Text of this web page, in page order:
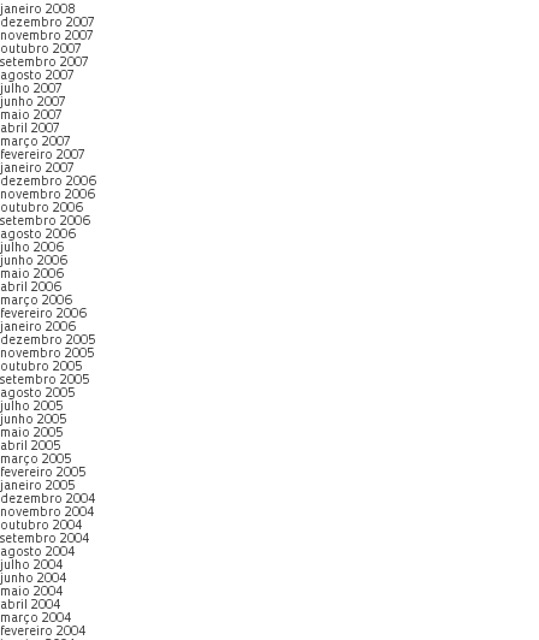
janeiro 2008
dezembro 2007
novembro 2007
outubro 2007
setembro 2007
agosto 2007
julho 2007
junho 2007
maio 2007
abril 2007
março 2007
fevereiro 2007
janeiro 2007
dezembro 2006
novembro 2006
outubro 2006
setembro 2006
agosto 2006
julho 2006
junho 2006
maio 2006
abril 2006
março 2006
fevereiro 2006
janeiro 2006
dezembro 2005
novembro 2005
outubro 2005
setembro 2005
agosto 2005
julho 2005
junho 2005
maio 2005
abril 2005
março 2005
fevereiro 2005
janeiro 2005
dezembro 2004
novembro 2004
outubro 2004
setembro 2004
agosto 2004
julho 2004
junho 2004
maio 2004
abril 2004
março 2004
fevereiro 2004